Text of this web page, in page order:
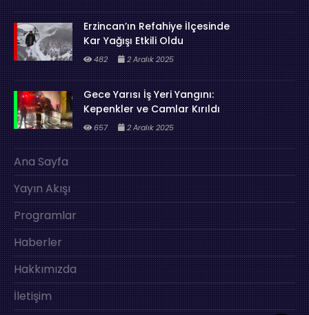
Erzincan’ın Refahiye İlçesinde
Kar Yağışı Etkili Oldu
482 2 Aralık 2025
Gece Yarısı İş Yeri Yangını:
Kepenkler ve Camlar Kırıldı
657 2 Aralık 2025
Ana Sayfa
Yayın Akışı
Programlar
Haberler
Hakkımızda
İletişim